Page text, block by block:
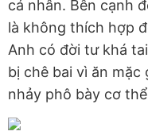
cá nhân. Bên cạnh
là không thích hợp
Anh có đời tư khá
bị chê bai vì ăn mặc
nhảy phô bày cơ